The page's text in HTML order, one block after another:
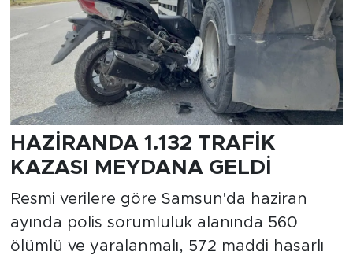
HAZİRANDA 1.132 TRAFİK
KAZASI MEYDANA GELDİ
Resmi verilere göre Samsun'da haziran
ayında polis sorumluluk alanında 560
ölümlü ve yaralanmalı, 572 maddi hasarlı